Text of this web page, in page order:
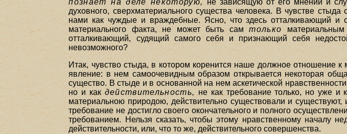
познает на деле некоторую,
не зависящую от его мнений и
духовного, сверхматериального существа человека. В чувстве
нами как чуждые и враждебные. Ясно, что здесь отталкивающий и
материального факта, не может быть самтолько
отталкивающий, судящий самого себя и признающий себя
невозможного?
Итак, чувство стыда, в котором коренится наше должное отношение
явление: в нем самоочевидным образом открывается некоторая
существо. В стыде и в основанной на нем аскетической
но и какдействительность, не как требование только, но уже и
материальною природою, действительно существовали и
требование не достигло своего окончательного и полного
требованием. Нельзя сказать, чтобы этому нравственному началу
действительности, или, что то же, действительного совершенства.